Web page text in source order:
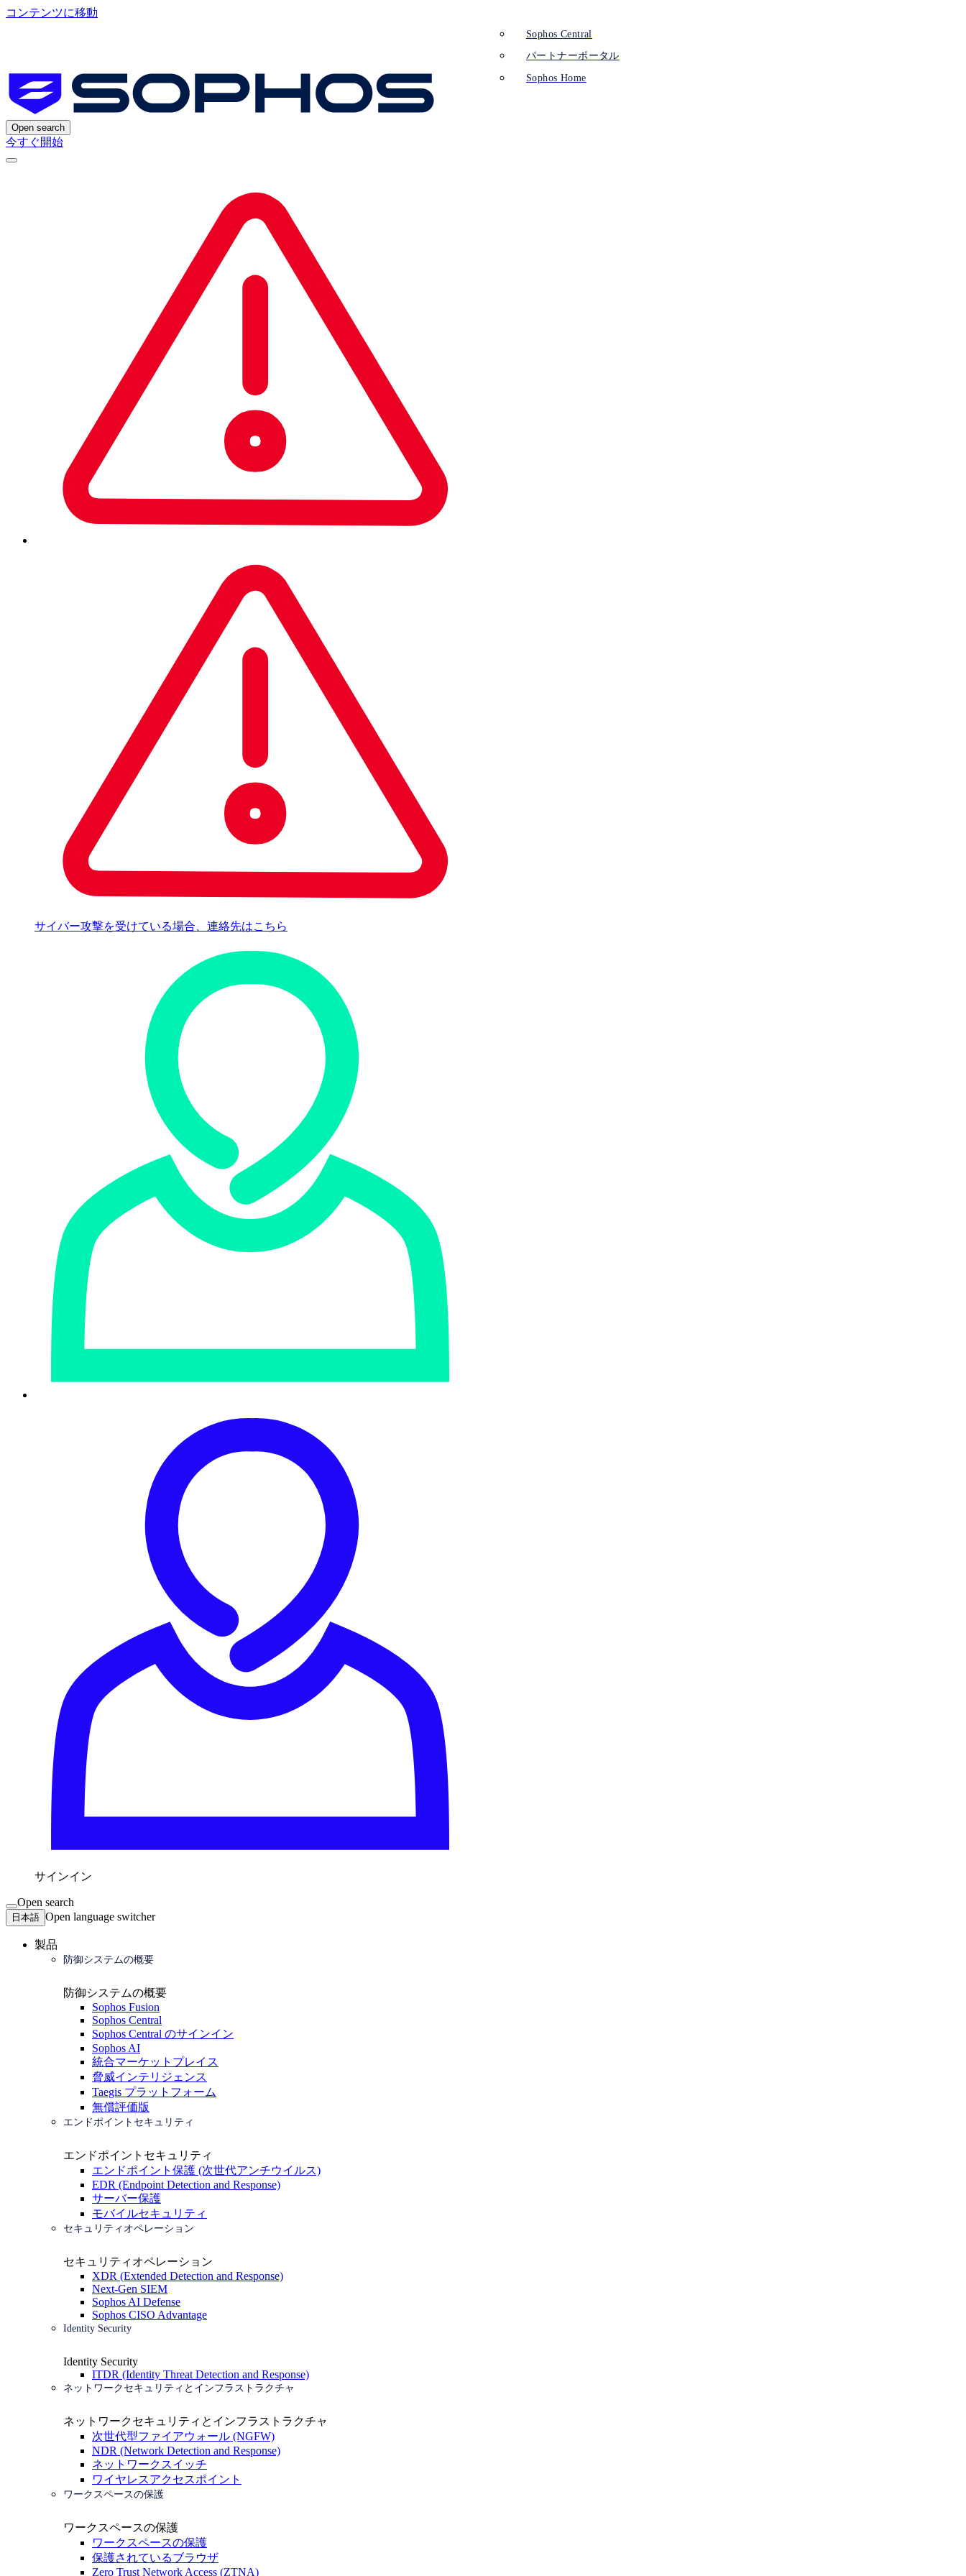
コンテンツに移動
Open search
今すぐ開始
サイバー攻撃を受けている場合、連絡先はこちら
サインイン
Sophos Central
パートナーポータル
Sophos Home
Open search
日本語 Open language switcher
製品
防御システムの概要
防御システムの概要
Sophos Fusion
Sophos Central
Sophos Central のサインイン
Sophos AI
統合マーケットプレイス
脅威インテリジェンス
Taegis プラットフォーム
無償評価版
エンドポイントセキュリティ
エンドポイントセキュリティ
エンドポイント保護 (次世代アンチウイルス)
EDR (Endpoint Detection and Response)
サーバー保護
モバイルセキュリティ
セキュリティオペレーション
セキュリティオペレーション
XDR (Extended Detection and Response)
Next-Gen SIEM
Sophos AI Defense
Sophos CISO Advantage
Identity Security
Identity Security
ITDR (Identity Threat Detection and Response)
ネットワークセキュリティとインフラストラクチャ
ネットワークセキュリティとインフラストラクチャ
次世代型ファイアウォール (NGFW)
NDR (Network Detection and Response)
ネットワークスイッチ
ワイヤレスアクセスポイント
ワークスペースの保護
ワークスペースの保護
ワークスペースの保護
保護されているブラウザ
Zero Trust Network Access (ZTNA)